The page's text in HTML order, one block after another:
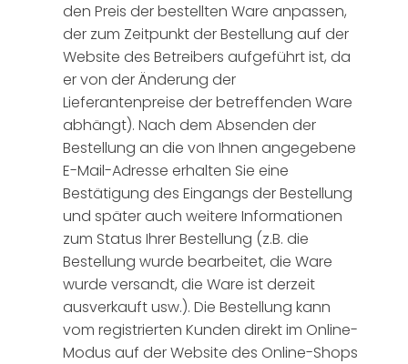
den Preis der bestellten Ware anpassen,
der zum Zeitpunkt der Bestellung auf der
Website des Betreibers aufgeführt ist, da
er von der Änderung der
Lieferantenpreise der betreffenden Ware
abhängt). Nach dem Absenden der
Bestellung an die von Ihnen angegebene
E-Mail-Adresse erhalten Sie eine
Bestätigung des Eingangs der Bestellung
und später auch weitere Informationen
zum Status Ihrer Bestellung (z.B. die
Bestellung wurde bearbeitet, die Ware
wurde versandt, die Ware ist derzeit
ausverkauft usw.). Die Bestellung kann
vom registrierten Kunden direkt im Online-
Modus auf der Website des Online-Shops